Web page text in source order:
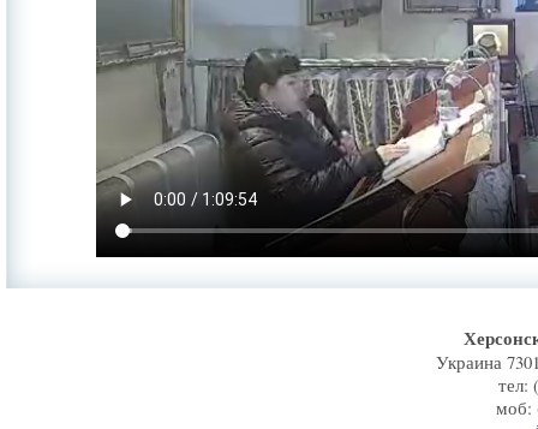
Украина
тел:
моб: